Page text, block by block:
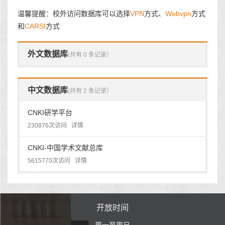
温馨提醒：校外访问数据库可以选择VPN方式、 Webvpn方式
和CARSI方式
外文数据库(共有 0 条记录）
中文数据库(共有 2 条记录）
CNKI研学平台
230876次访问 详情
CNKI-中国学术文献总库
5615770次访问 详情
开放时间